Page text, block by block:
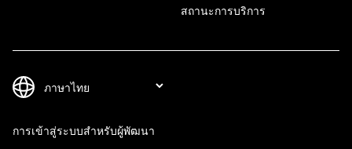
สถานะการบริการ
การเข้าสู่ระบบสำหรับผู้พัฒนา